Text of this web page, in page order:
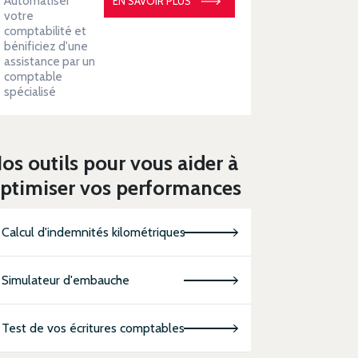
votre
comptabilité et
bénificiez d'une
assistance par un
comptable
spécialisé
outils pour vous aider à
vos performances
Calcul d'indemnités kilométriques
Simulateur d'embauche
Test de vos écritures comptables